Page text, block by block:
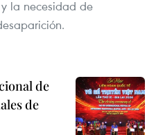
la necesidad de
de
de